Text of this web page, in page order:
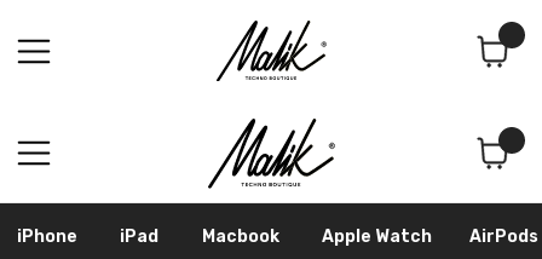
iPhone Apple Watch